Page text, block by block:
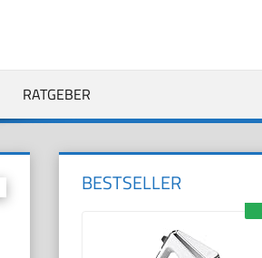
RATGEBER
BESTSELLER